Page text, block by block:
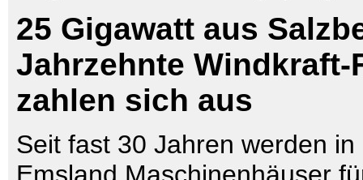
25 Gigawatt aus
Jahrzehnte Windkraft-
zahlen sich aus
Seit fast 30 Jahren werden